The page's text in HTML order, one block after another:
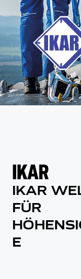
IKAR
IKAR
FÜR
E